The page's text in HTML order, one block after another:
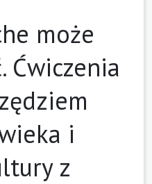
może
Ćwiczenia
i
z